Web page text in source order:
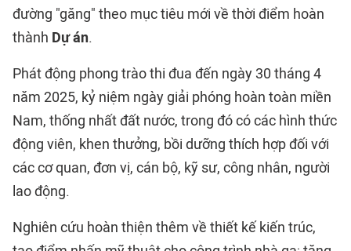
đường "găng" theo mục tiêu mới về thời điểm hoàn
thành Dự án.
Phát động phong trào thi đua đến ngày 30 tháng 4
năm 2025, kỷ niệm ngày giải phóng hoàn toàn miền
Nam, thống nhất đất nước, trong đó có các hình thức
động viên, khen thưởng, bồi dưỡng thích hợp đối với
các cơ quan, đơn vị, cán bộ, kỹ sư, công nhân, người
lao động.
Nghiên cứu hoàn thiện thêm về thiết kế kiến trúc,